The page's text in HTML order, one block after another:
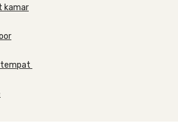
kamar
tempat